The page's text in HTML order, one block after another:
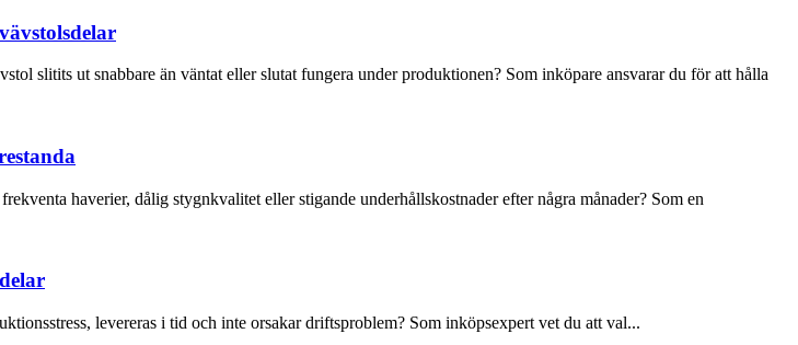
slitits ut snabbare än väntat eller slutat fungera under produktionen? Som inköpare ansvarar du för att hålla
haverier, dålig stygnkvalitet eller stigande underhållskostnader efter några månader? Som en
levereras i tid och inte orsakar driftsproblem? Som inköpsexpert vet du att val...